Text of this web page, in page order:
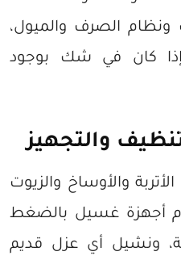
الصرف والميول،
كان في شك بوجود
والتجهيز
والأوساخ والزيوت
أجهزة غسيل بالضغط
ونشيل أي عزل قديم